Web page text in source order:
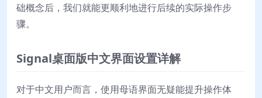
础概念后，我们就能更顺利地进行后续的实际操作步
骤。
Signal桌面版中文界面设置详解
对于中文用户而言，使用母语界面无疑能提升操作体